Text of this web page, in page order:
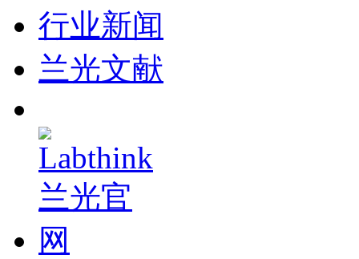
行业新闻
兰光文献